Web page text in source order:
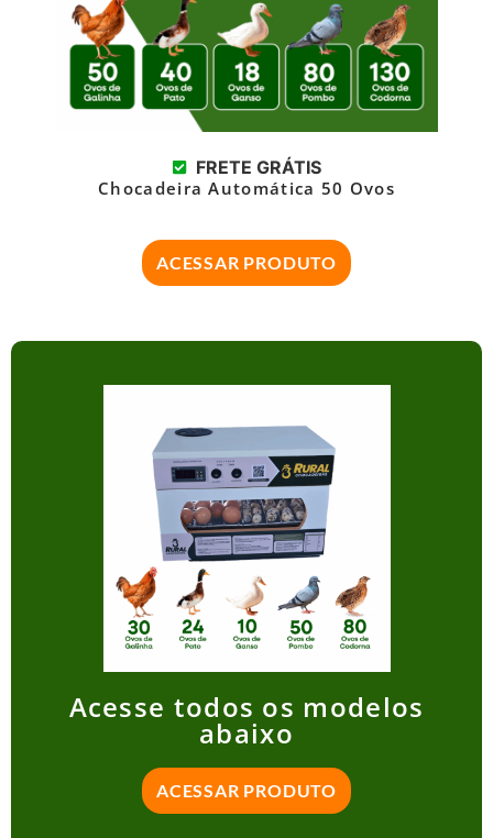
FRETE GRÁTIS
Chocadeira Automática 50 Ovos
ACESSAR PRODUTO
Acesse todos os modelos
abaixo
ACESSAR PRODUTO